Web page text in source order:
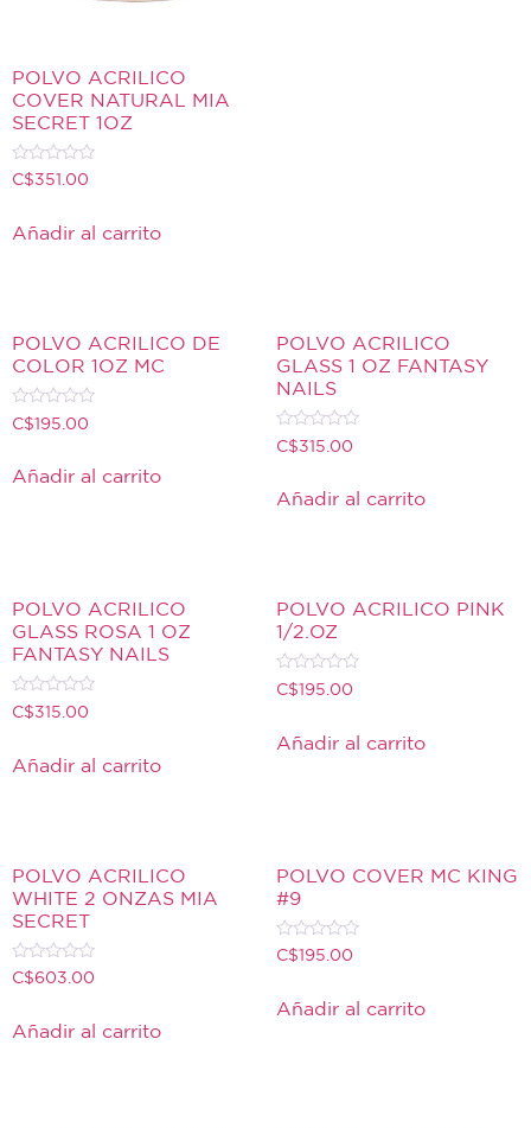
POLVO ACRILICO
COVER NATURAL MIA
SECRET 1OZ
Valorado
con
5
C$351.00
Añadir al carrito
POLVO ACRILICO DE
COLOR 1OZ MC
Valorado
con
5
C$195.00
Añadir al carrito
POLVO ACRILICO
GLASS 1 OZ FANTASY
NAILS
Valorado
con
5
C$315.00
Añadir al carrito
POLVO ACRILICO
GLASS ROSA 1 OZ
FANTASY NAILS
Valorado
con
5
C$315.00
Añadir al carrito
POLVO ACRILICO PINK
1/2.OZ
Valorado
con
5
C$195.00
Añadir al carrito
POLVO ACRILICO
WHITE 2 ONZAS MIA
SECRET
Valorado
con
5
C$603.00
Añadir al carrito
POLVO COVER MC KING
#9
Valorado
con
5
C$195.00
Añadir al carrito